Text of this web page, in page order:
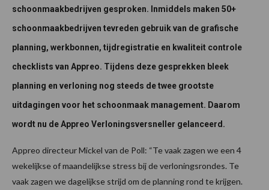
schoonmaakbedrijven gesproken. Inmiddels maken 50+
schoonmaakbedrijven tevreden gebruik van de grafische
planning, werkbonnen, tijdregistratie en kwaliteit controle
checklists van Appreo. Tijdens deze gesprekken bleek
planning en verloning nog steeds de twee grootste
uitdagingen voor het schoonmaak management. Daarom
wordt nu de Appreo Verloningsversneller gelanceerd.
Appreo directeur Mickel van de Poll: “Te vaak zagen we een 4
wekelijkse of maandelijkse stress bij de verloningsrondes. Te
vaak zagen we dagelijkse strijd om de planning rond te krijgen.